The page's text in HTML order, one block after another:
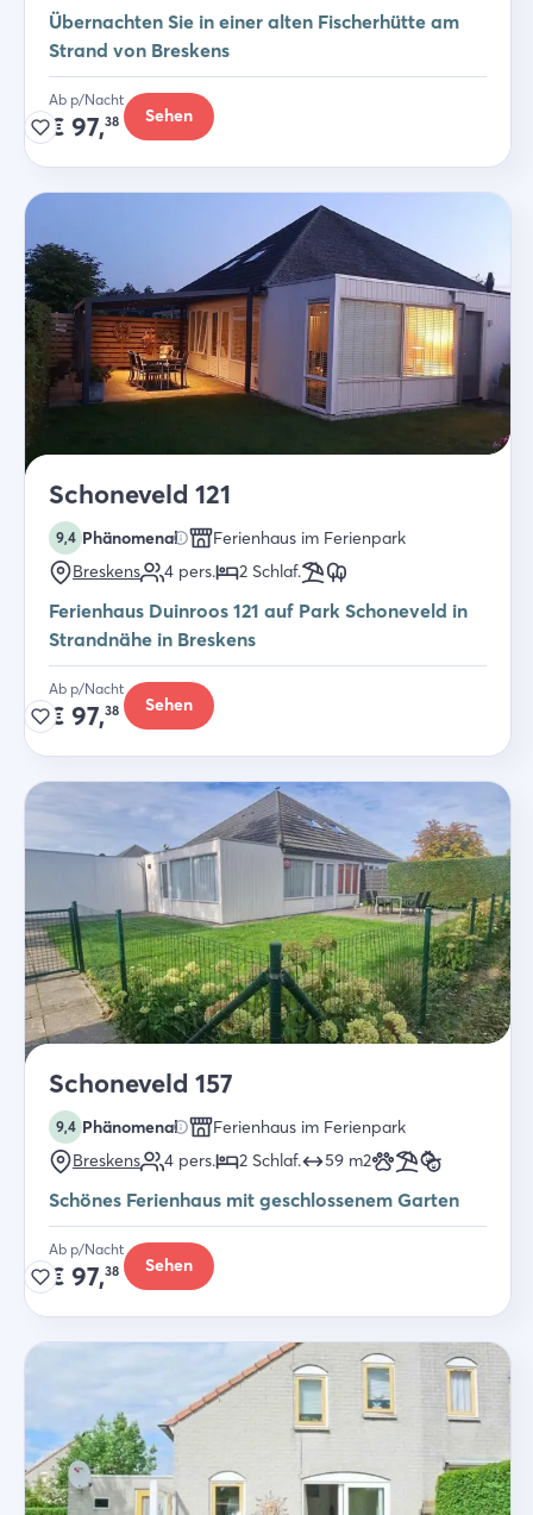
Übernachten Sie in einer alten Fischerhütte am
Strand von Breskens
Ab p/Nacht
€ 97,38 Sehen
Schoneveld 121
9,4 Phänomenal
Ferienhaus im Ferienpark
Breskens
4 pers. 2 Schlaf.
Ferienhaus Duinroos 121 auf Park Schoneveld in
Strandnähe in Breskens
Ab p/Nacht
€ 97,38 Sehen
Schoneveld 157
9,4 Phänomenal
Ferienhaus im Ferienpark
Breskens
4 pers. 2 Schlaf. 59 m2
Schönes Ferienhaus mit geschlossenem Garten
Ab p/Nacht
€ 97,38 Sehen